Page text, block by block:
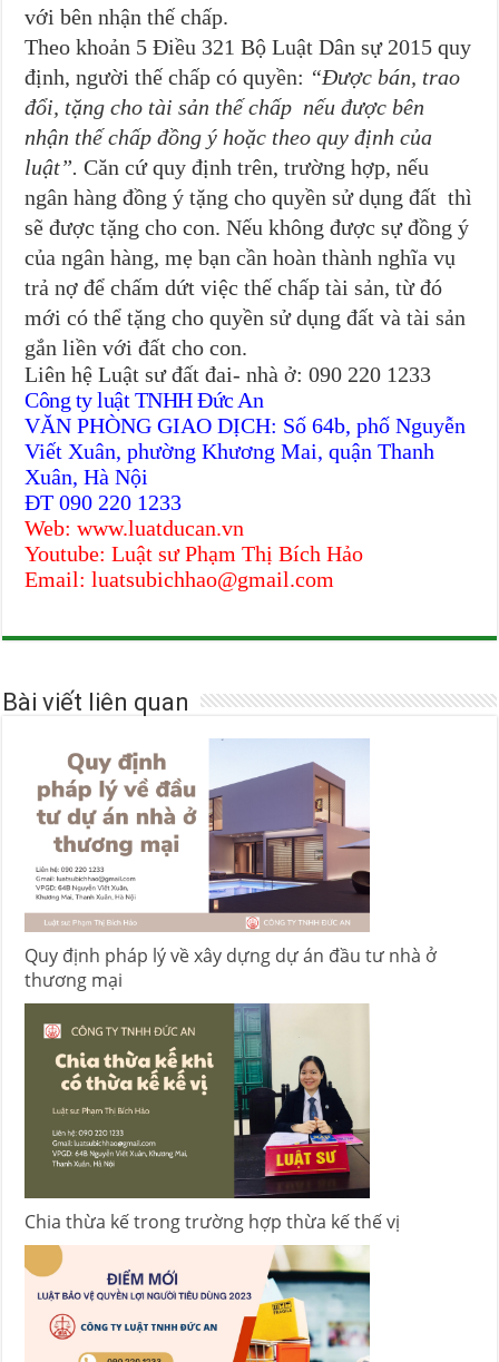
với bên nhận thế chấp.
Theo khoản 5 Điều 321 Bộ Luật Dân sự 2015 quy
định, người thế chấp có quyền: “Được bán, trao
đổi, tặng cho tài sản thế chấp nếu được bên
nhận thế chấp đồng ý hoặc theo quy định của
luật”. Căn cứ quy định trên, trường hợp, nếu
ngân hàng đồng ý tặng cho quyền sử dụng đất thì
sẽ được tặng cho con. Nếu không được sự đồng ý
của ngân hàng, mẹ bạn cần hoàn thành nghĩa vụ
trả nợ để chấm dứt việc thế chấp tài sản, từ đó
mới có thể tặng cho quyền sử dụng đất và tài sản
gắn liền với đất cho con.
Liên hệ Luật sư đất đai- nhà ở: 090 220 1233
Công ty luật TNHH Đức An
VĂN PHÒNG GIAO DỊCH: Số 64b, phố Nguyễn
Viết Xuân, phường Khương Mai, quận Thanh
Xuân, Hà Nội
ĐT 090 220 1233
Web: www.luatducan.vn
Youtube: Luật sư Phạm Thị Bích Hảo
Email: luatsubichhao@gmail.com
Bài viết liên quan
Quy định pháp lý về xây dựng dự án đầu tư nhà ở
thương mại
Chia thừa kế trong trường hợp thừa kế thế vị